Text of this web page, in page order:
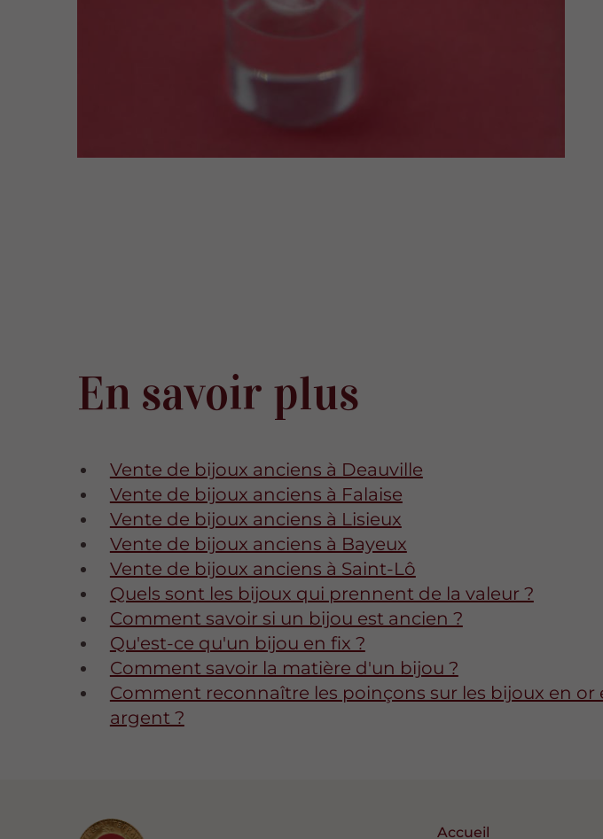
En savoir plus
Vente de bijoux anciens à Deauville
Vente de bijoux anciens à Falaise
Vente de bijoux anciens à Lisieux
Vente de bijoux anciens à Bayeux
Vente de bijoux anciens à Saint-Lô
Quels sont les bijoux qui prennent de la valeur ?
Comment savoir si un bijou est ancien ?
Qu'est-ce qu'un bijou en fix ?
Comment savoir la matière d'un bijou ?
Comment reconnaître les poinçons sur les bijoux en or
argent ?
Accueil